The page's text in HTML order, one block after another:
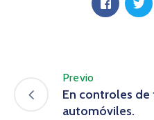
Previo
En controles
automóviles.